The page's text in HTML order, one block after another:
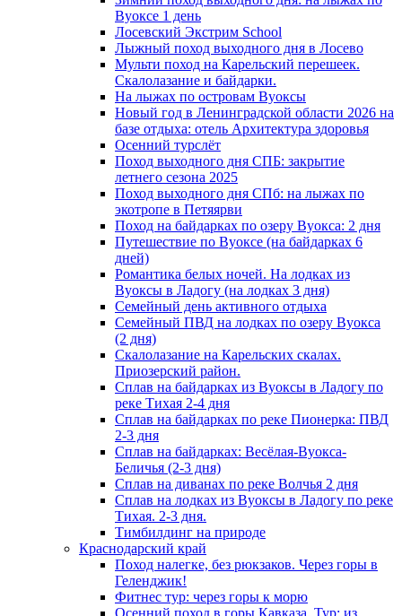
Вуоксе 1 день
Лосевский Экстрим School
Лыжный поход выходного дня в Лосево
Мульти поход на Карельский перешеек.
Скалолазание и байдарки.
На лыжах по островам Вуоксы
Новый год в Ленинградской области 2026 на
базе отдыха: отель Архитектура здоровья
Осенний турслёт
Поход выходного дня СПБ: закрытие
летнего сезона 2025
Поход выходного дня СПб: на лыжах по
экотропе в Петяярви
Поход на байдарках по озеру Вуокса: 2 дня
Путешествие по Вуоксе (на байдарках 6
дней)
Романтика белых ночей. На лодках из
Вуоксы в Ладогу (на лодках 3 дня)
Семейный день активного отдыха
Семейный ПВД на лодках по озеру Вуокса
(2 дня)
Скалолазание на Карельских скалах.
Приозерский район.
Сплав на байдарках из Вуоксы в Ладогу по
реке Тихая 2-4 дня
Сплав на байдарках по реке Пионерка: ПВД
2-3 дня
Сплав на байдарках: Весёлая-Вуокса-
Беличья (2-3 дня)
Сплав на диванах по реке Волчья 2 дня
Сплав на лодках из Вуоксы в Ладогу по реке
Тихая. 2-3 дня.
Тимбилдинг на природе
Краснодарский край
Поход налегке, без рюкзаков. Через горы в
Геленджик!
Фитнес тур: через горы к морю
Осенний поход в горы Кавказа. Тур: из